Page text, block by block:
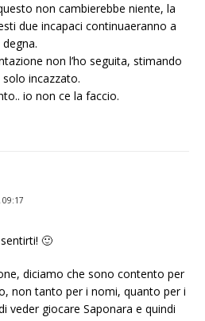
non cambierebbe niente, la
due incapaci continuaeranno a
non l’ho seguita, stimando
solo incazzato.
io non ce la faccio.
09:17
🙂
diciamo che sono contento per
non tanto per i nomi, quanto per i
veder giocare Saponara e quindi